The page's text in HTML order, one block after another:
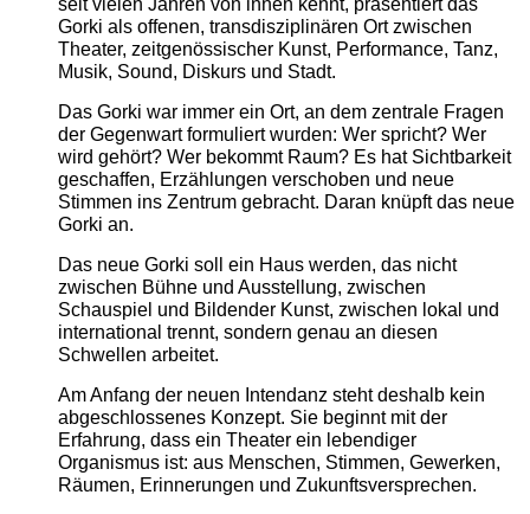
seit vielen Jahren von innen kennt, präsentiert das
Gorki als offenen, transdisziplinären Ort zwischen
Theater, zeitgenössischer Kunst, Performance, Tanz,
Musik, Sound, Diskurs und Stadt.
Das Gorki war immer ein Ort, an dem zentrale Fragen
der Gegenwart formuliert wurden: Wer spricht? Wer
wird gehört? Wer bekommt Raum? Es hat Sichtbarkeit
geschaffen, Erzählungen verschoben und neue
Stimmen ins Zentrum gebracht. Daran knüpft das neue
Gorki an.
Das neue Gorki soll ein Haus werden, das nicht
zwischen Bühne und Ausstellung, zwischen
Schauspiel und Bildender Kunst, zwischen lokal und
international trennt, sondern genau an diesen
Schwellen arbeitet.
Am Anfang der neuen Intendanz steht deshalb kein
abgeschlossenes Konzept. Sie beginnt mit der
Erfahrung, dass ein Theater ein lebendiger
Organismus ist: aus Menschen, Stimmen, Gewerken,
Räumen, Erinnerungen und Zukunftsversprechen.